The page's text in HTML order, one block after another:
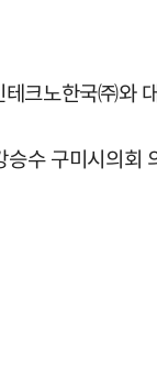
크노한국㈜와
수 구미시의회